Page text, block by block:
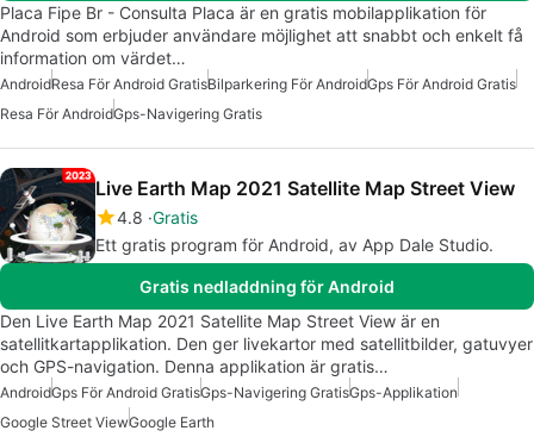
Placa Fipe Br - Consulta Placa är en gratis mobilapplikation för
Android som erbjuder användare möjlighet att snabbt och enkelt få
information om värdet…
AndroidResa För Android GratisBilparkering För AndroidGps För Android Gratis
Resa För AndroidGps-Navigering Gratis
Live Earth Map 2021 Satellite Map Street View
4.8 Gratis
Ett gratis program för Android, av App Dale Studio.
Gratis nedladdning för Android
Den Live Earth Map 2021 Satellite Map Street View är en
satellitkartapplikation. Den ger livekartor med satellitbilder, gatuvyer
och GPS-navigation. Denna applikation är gratis…
AndroidGps För Android GratisGps-Navigering GratisGps-Applikation
Google Street ViewGoogle Earth